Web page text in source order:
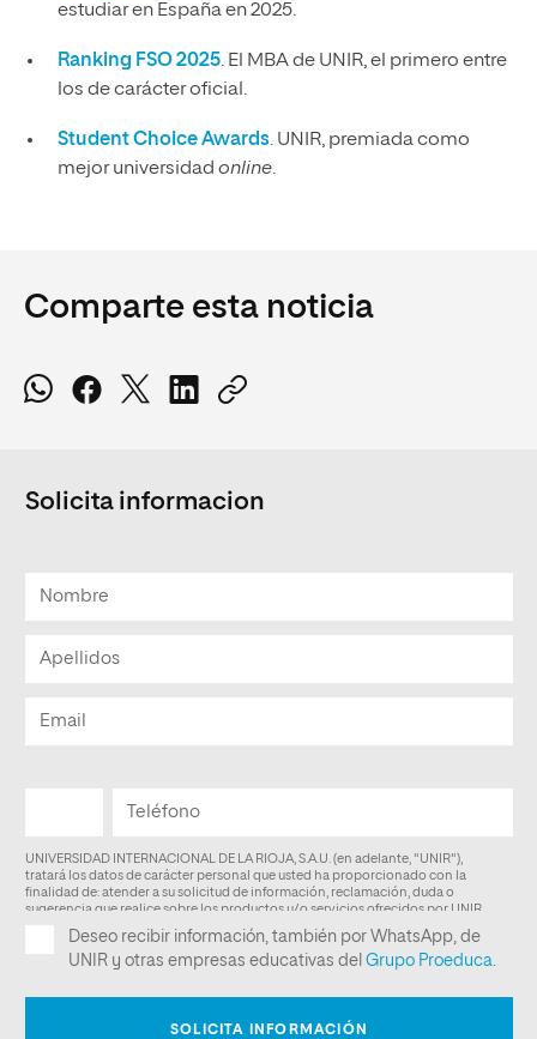
estudiar en España en 2025.
Ranking FSO 2025. El MBA de UNIR, el primero entre
los de carácter oficial.
Student Choice Awards. UNIR, premiada como
mejor universidad online.
Comparte esta noticia
Solicita informacion